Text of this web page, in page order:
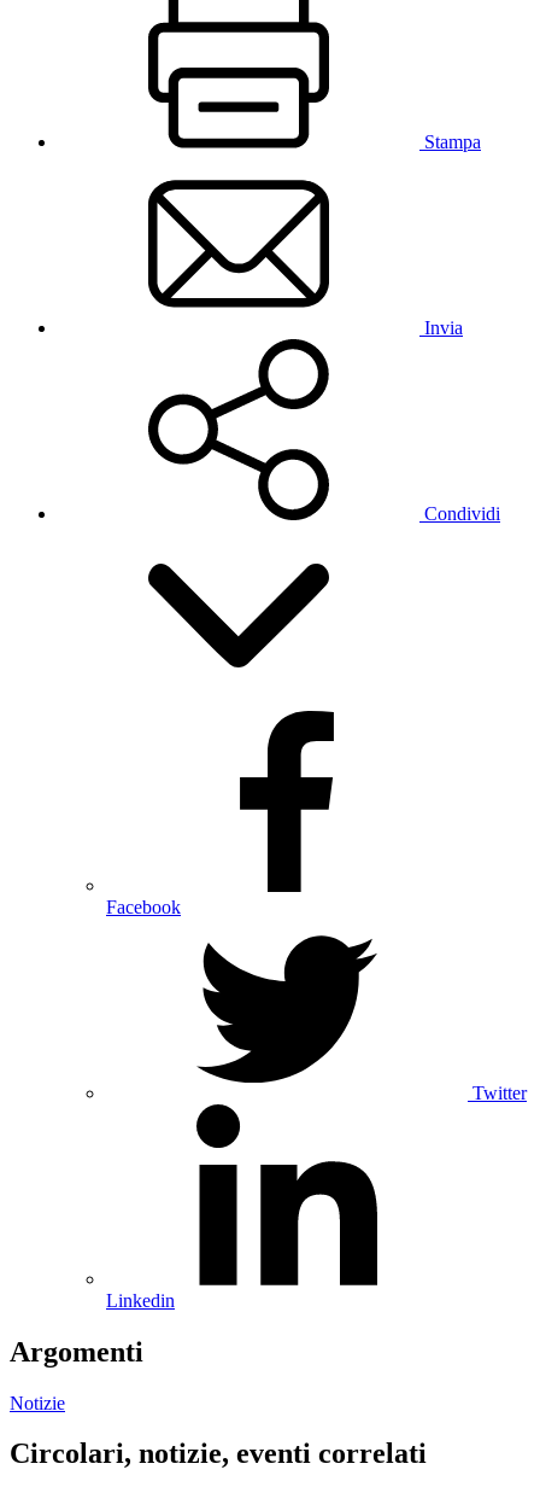
Stampa
Invia
Condividi
Facebook
Twitter
Linkedin
Argomenti
Notizie
Circolari, notizie, eventi correlati